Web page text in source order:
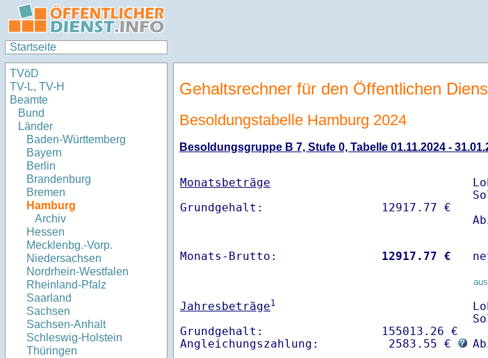
Startseite
TVöD
TV-L, TV-H
Beamte
Bund
Länder
Baden-Württemberg
Bayern
Berlin
Brandenburg
Bremen
Hamburg
Archiv
Hessen
Mecklenbg.-Vorp.
Niedersachsen
Nordrhein-Westfalen
Rheinland-Pfalz
Saarland
Sachsen
Sachsen-Anhalt
Schleswig-Holstein
Thüringen
Gehaltsrechner für den Öffentlichen
Besoldungstabelle Hamburg 2024
Besoldungsgruppe B 7, Stufe 0, Tabelle 01.11.2024 -
Monatsbeträge
Monats-Brutto: 12917.77 €
Jahresbeträge1
Grundgehalt:                 155013.26 €
Angleichungszahlung:          2583.55 €